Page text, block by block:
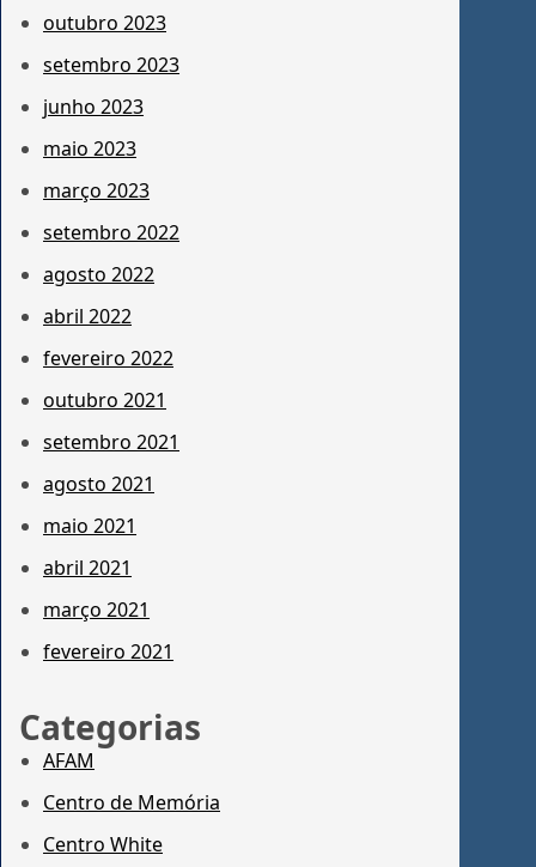
outubro 2023
setembro 2023
junho 2023
maio 2023
março 2023
setembro 2022
agosto 2022
abril 2022
fevereiro 2022
outubro 2021
setembro 2021
agosto 2021
maio 2021
abril 2021
março 2021
fevereiro 2021
Categorias
AFAM
Centro de Memória
Centro White